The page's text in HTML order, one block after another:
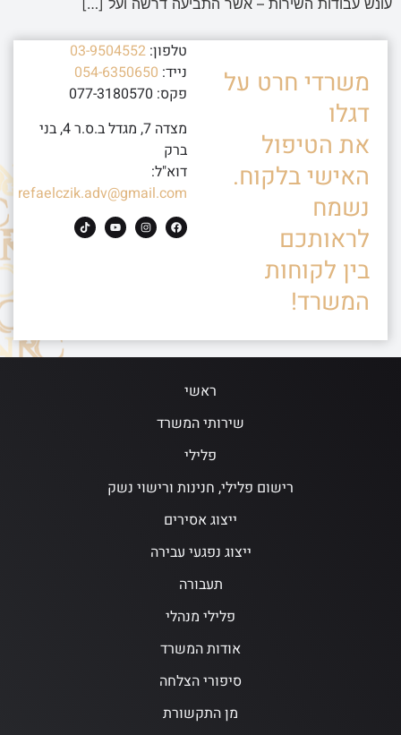
עונש עבודות השירות – אשר התביעה דרשה ועל […]
משרדי חרט על
דגלו
את הטיפול
האישי בלקוח.
נשמח
לראותכם
בין לקוחות
המשרד!
טלפון: 03-9504552
נייד: 054-6350650
פקס: 077-3180570
מצדה 7, מגדל ב.ס.ר 4, בני
ברק
דוא"ל:
refaelczik.adv@gmail.com
ראשי
שירותי המשרד
פלילי
רישום פלילי, חנינות ורישוי נשק
ייצוג אסירים
ייצוג נפגעי עבירה
תעבורה
פלילי מנהלי
אודות המשרד
סיפורי הצלחה
מן התקשורת